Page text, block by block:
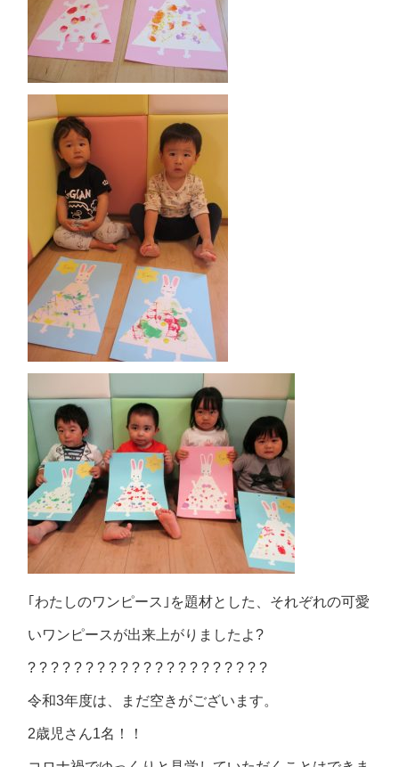
｢わたしのワンピース｣を題材とした、それぞれの可愛
いワンピースが出来上がりましたよ?
? ? ? ? ? ? ? ? ? ? ? ? ? ? ? ? ? ? ? ? ?
令和3年度は、まだ空きがございます。
2歳児さん1名！！